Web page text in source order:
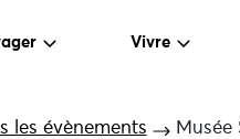
Vivre
les évènements Musée